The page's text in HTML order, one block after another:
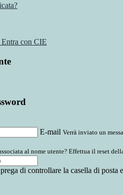
Entra con CIE
E-mail Verrà inviato un
al nome utente? Effettua il reset
di controllare la casella di posta